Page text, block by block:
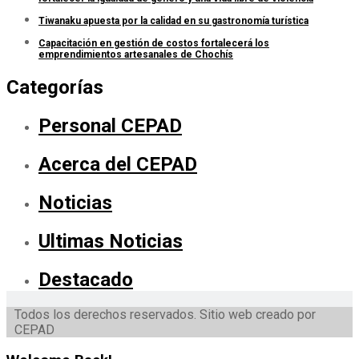
Tiwanaku apuesta por la calidad en su gastronomía turística
Capacitación en gestión de costos fortalecerá los
emprendimientos artesanales de Chochís
Categorías
Personal CEPAD
Acerca del CEPAD
Noticias
Ultimas Noticias
Destacado
Todos los derechos reservados. Sitio web creado por
CEPAD